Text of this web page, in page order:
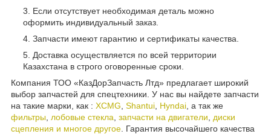
Если отсутствует необходимая деталь можно
оформить индивидуальный заказ.
Запчасти имеют гарантию и сертификаты качества.
Доставка осуществляется по всей территории
Казахстана в строго оговоренные сроки.
Компания ТОО «КазДорЗапчасть Лтд» предлагает широкий
выбор запчастей для спецтехники. У нас вы найдете запчасти
на такие марки, как : XCMG Shantui Hyndai , а так же
фильтры лобовые стекла запчасти на двигатели
диски
сцепления и многое другое . Гарантия высочайшего качества